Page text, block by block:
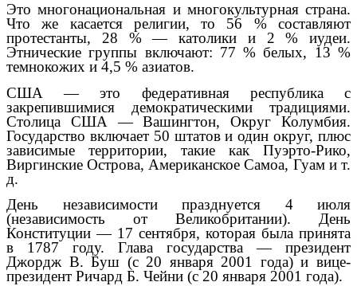
Это многонациональная и многокультурная страна.
Что же касается религии, то 56 % составляют
протестанты, 28 % — католики и 2 % иудеи.
Этнические группы включают: 77 % белых, 13 %
темнокожих и 4,5 % азиатов.
США — это федеративная республика с
закрепившимися демократическими традициями.
Столица США — Вашингтон, Округ Колумбия.
Государство включает 50 штатов и один округ, плюс
зависимые территории, такие как Пуэрто-Рико,
Виргинские Острова, Американское Самоа, Гуам и т.
д.
День независимости празднуется 4 июля
(независимость от Великобритании). День
Конституции — 17 сентября, которая была принята
в 1787 году. Глава государства — президент
Джордж В. Буш (с 20 января 2001 года) и вице-
президент Ричард Б. Чейни (с 20 января 2001 года).